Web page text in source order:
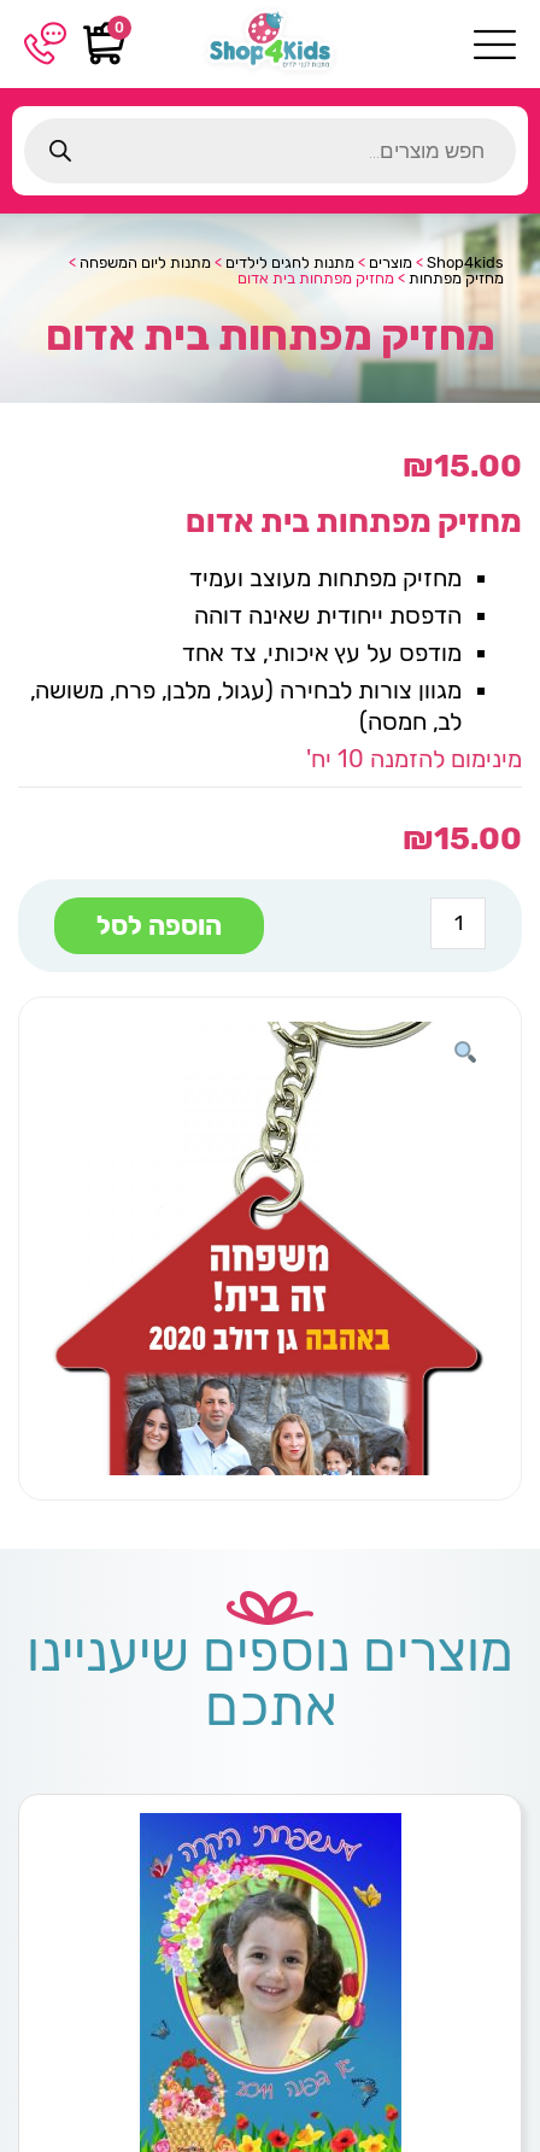
0
search
Shop4kids
> מוצרים > מתנות לחגים לילדים > מתנות ליום המשפחה >
מחזיק מפתחות > מחזיק מפתחות בית אדום
מחזיק מפתחות בית אדום
₪15.00
מחזיק מפתחות בית אדום
מחזיק מפתחות מעוצב ועמיד
הדפסת ייחודית שאינה דוהה
מודפס על עץ איכותי, צד אחד
מגוון צורות לבחירה (עגול, מלבן, פרח, משושה,
לב, חמסה)
מינימום להזמנה 10 יח'
₪15.00
כמות
של
מחזיק
הוספה לסל
מוצרים נוספים שיעניינו
אתכם